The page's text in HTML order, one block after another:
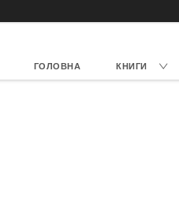
ГОЛОВНА КНИГИ